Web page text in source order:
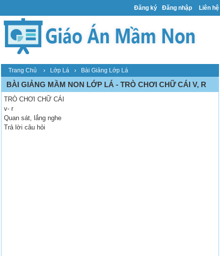
Đăng ký Đăng nhập Liên hệ
Trang Chủ › Lớp Lá › Bài Giảng Lớp Lá
BÀI GIẢNG MẦM NON LỚP LÁ - TRÒ CHƠI CHỮ CÁI V, R
TRÒ CHƠI CHỮ CÁI
v- r
Quan sát, lắng nghe
Trả lời câu hỏi